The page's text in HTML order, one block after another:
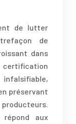
de lutter
de
dans
certification
préservant
répond aux